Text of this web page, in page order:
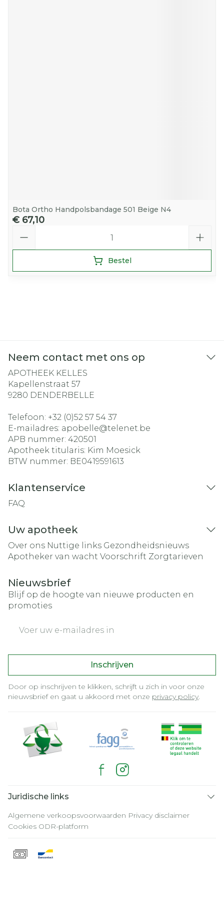
Bota Ortho Handpolsbandage 501 Beige N4
€ 67,10
Bestel
Neem contact met ons op
APOTHEEK KELLES
Kapellenstraat 57
9280 DENDERBELLE
Telefoon: +32 (0)52 57 54 37
E-mailadres: apobelle@telenet.be
APB nummer: 420501
Apotheek titularis: Kim Moesick
BTW nummer: BE0419591613
Klantenservice
FAQ
Uw apotheek
Over ons Nuttige links Gezondheidsnieuws
Apotheker van wacht Voorschrift Zorgtarieven
Nieuwsbrief
Blijf op de hoogte van nieuwe producten en
promoties
Inschrijven
Door op inschrijven te klikken, schrijft u zich in voor onze
nieuwsbrief en gaat u akkoord met onze privacy policy.
Juridische links
Algemene verkoopsvoorwaarden Privacy disclaimer
Cookies ODR-platform